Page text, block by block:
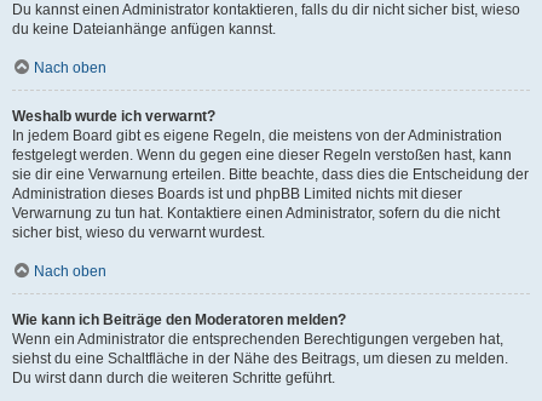
Du kannst einen Administrator kontaktieren, falls du dir nicht sicher bist, wieso
du keine Dateianhänge anfügen kannst.
Nach oben
Weshalb wurde ich verwarnt?
In jedem Board gibt es eigene Regeln, die meistens von der Administration
festgelegt werden. Wenn du gegen eine dieser Regeln verstoßen hast, kann
sie dir eine Verwarnung erteilen. Bitte beachte, dass dies die Entscheidung der
Administration dieses Boards ist und phpBB Limited nichts mit dieser
Verwarnung zu tun hat. Kontaktiere einen Administrator, sofern du die nicht
sicher bist, wieso du verwarnt wurdest.
Nach oben
Wie kann ich Beiträge den Moderatoren melden?
Wenn ein Administrator die entsprechenden Berechtigungen vergeben hat,
siehst du eine Schaltfläche in der Nähe des Beitrags, um diesen zu melden.
Du wirst dann durch die weiteren Schritte geführt.